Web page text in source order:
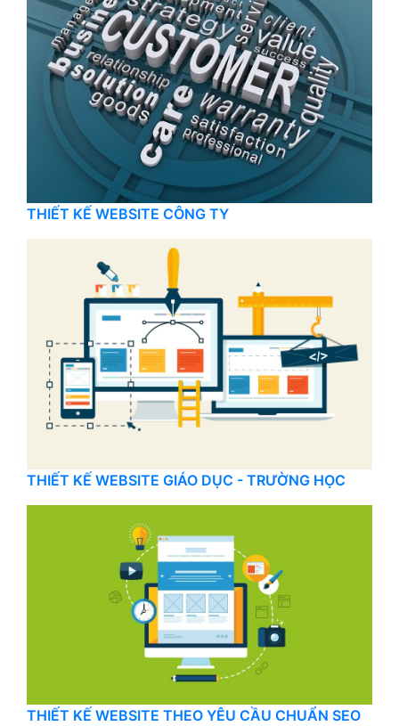
THIẾT KẾ WEBSITE CÔNG TY
THIẾT KẾ WEBSITE GIÁO DỤC - TRƯỜNG HỌC
THIẾT KẾ WEBSITE THEO YÊU CẦU CHUẨN SEO